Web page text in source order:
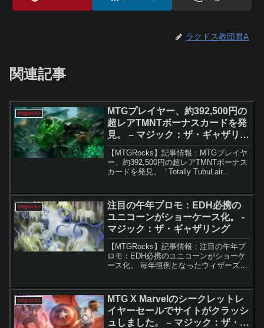
ラクドス教団員A
関連記事
mtgrocks
MTGプレイヤー、約392,500円の
超レアTMNTボーナスカードを発
見。 – マジック：ザ・ギャザリン
グ
【MTGRocks】記事情報：MTGプレイヤ
ー、約392,500円の超レアTMNTボーナス
カードを発見。「Totally TubuLair
リアントが注目を集...
mtgrocks
注目の午年プロモ：EDH必携の
ユニコーンがショーケース化。 -
マジック：ザ・ギャザリング
【MTGRocks】記事情報：注目の午年プ
ロモ：EDH必携のユニコーンがショーケ
ース化。 毎年恒例となったウィザーズの
された。その中でも注目を集めているの
は、実は馬では...
mtgrocks
MTG X Marvelのシークレットレ
イヤーセールでサイトがクラッシ
ュしました。 – マジック：ザ・ギ